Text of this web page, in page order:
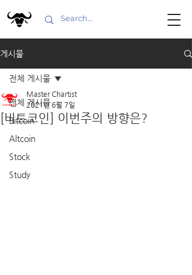
게시물
전체 게시물
Bitcoin
Altcoin
Stock
Study
전체 게시물
[비트코인] 이번주의 방향은?
Master Chartist
2021년 6월 7일